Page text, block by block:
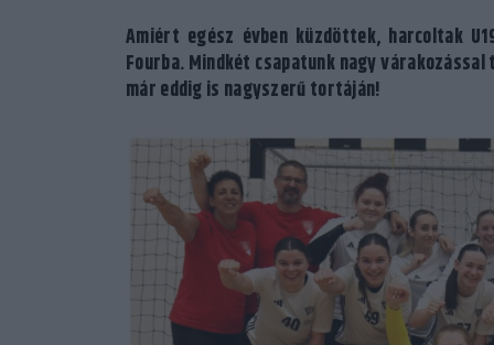
Amiért egész évben küzdöttek, harcoltak
Fourba. Mindkét csapatunk nagy
már eddig is nagyszerű tortáján!